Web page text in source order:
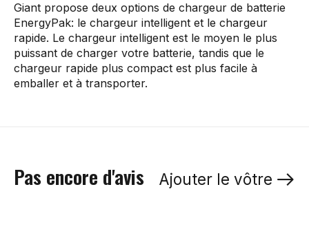
Giant propose deux options de chargeur de batterie
EnergyPak: le chargeur intelligent et le chargeur
rapide. Le chargeur intelligent est le moyen le plus
puissant de charger votre batterie, tandis que le
chargeur rapide plus compact est plus facile à
emballer et à transporter.
Pas encore d'avis Ajouter le vôtre